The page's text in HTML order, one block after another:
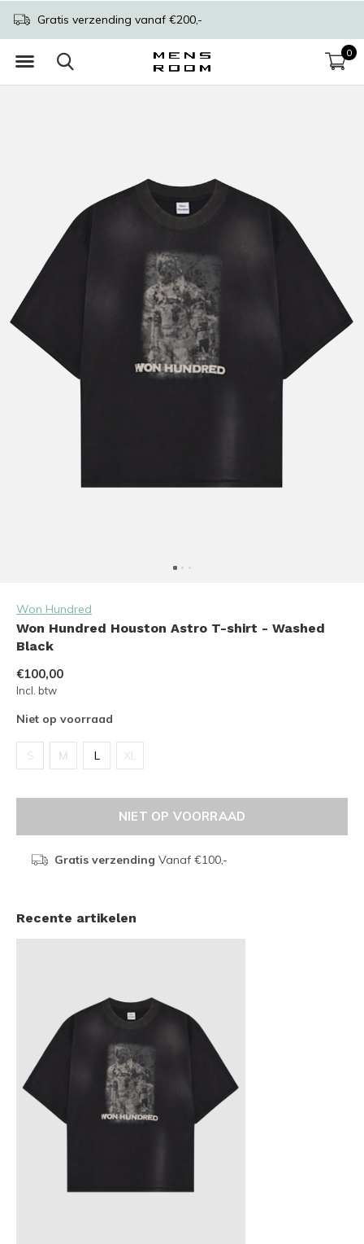
0
Gratis verzending vanaf €200,-
Won Hundred
Won Hundred Houston Astro T-shirt - Washed
Black
€100,00
Incl. btw
Niet op voorraad
S M L XL
NIET OP VOORRAAD
Gratis verzending Vanaf €100,-
Recente artikelen